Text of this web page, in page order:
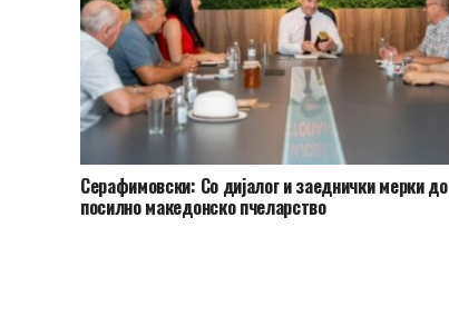
Серафимовски: Со дијалог и заеднички мерки до
посилно македонско пчеларство